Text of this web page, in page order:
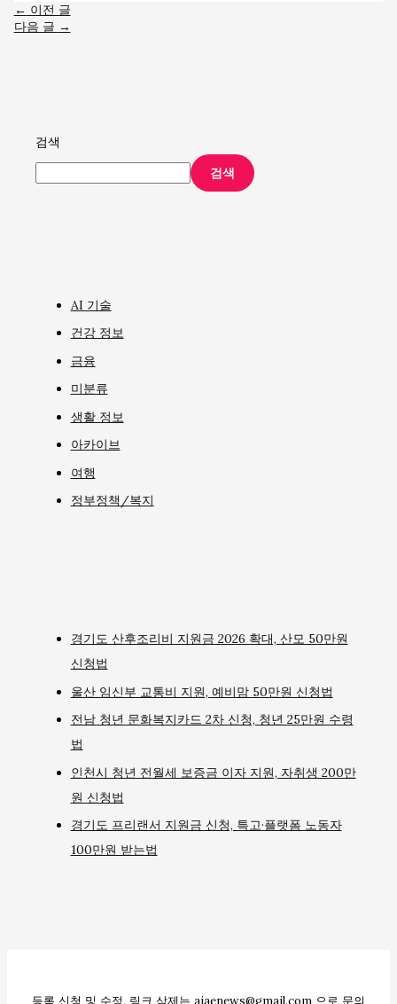
← 이전 글
다음 글 →
검색
검색
AI 기술
건강 정보
금융
미분류
생활 정보
아카이브
여행
정부정책/복지
경기도 산후조리비 지원금 2026 확대, 산모 50만원
신청법
울산 임신부 교통비 지원, 예비맘 50만원 신청법
전남 청년 문화복지카드 2차 신청, 청년 25만원 수령
법
인천시 청년 전월세 보증금 이자 지원, 자취생 200만
원 신청법
경기도 프리랜서 지원금 신청, 특고·플랫폼 노동자
100만원 받는법
등록 신청 및 수정, 링크 삭제는 ajaenews@gmail.com 으로 문의